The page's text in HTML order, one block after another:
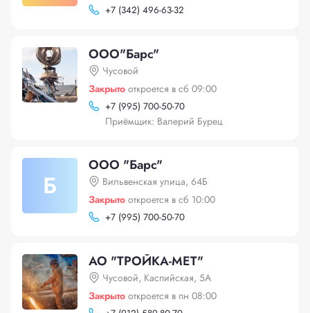
+7 (342) 496-63-32
ООО"Барс"
Чусовой
Закрыто откроется в сб 09:00
+7 (995) 700-50-70
Приёмщик: Валерий Бурец
Б
ООО "Барс"
Вильвенская улица, 64Б
Закрыто откроется в сб 10:00
+7 (995) 700-50-70
АО "ТРОЙКА-МЕТ"
Чусовой, Каспийская, 5А
Закрыто откроется в пн 08:00